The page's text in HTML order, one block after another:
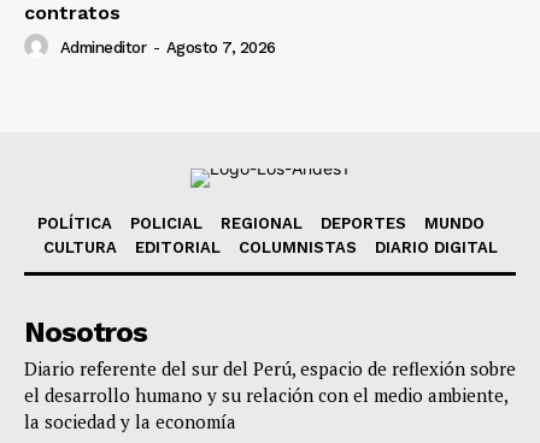
contratos
Admineditor - Agosto 7, 2026
POLÍTICA POLICIAL REGIONAL DEPORTES
MUNDO
CULTURA
EDITORIAL COLUMNISTAS DIARIO DIGITAL
Nosotros
Diario referente del sur del Perú, espacio de reflexión sobre
el desarrollo humano y su relación con el medio ambiente,
la sociedad y la economía